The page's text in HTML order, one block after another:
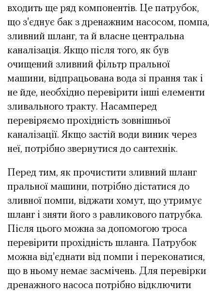
входить ще ряд компонентів. Це патрубок,
що з'єднує бак з дренажним насосом, помпа,
зливний шланг, та й власне центральна
каналізація. Якщо після того, як був
очищений зливний фільтр пральної
машини, відпрацьована вода зі прання так і
не йде, необхідно перевірити інші елементи
зливального тракту. Насамперед
перевіряємо прохідність зовнішньої
каналізації. Якщо застій води виник через
неї, потрібно звернутися до сантехнік.
Перед тим, як прочистити зливний шланг
пральної машини, потрібно дістатися до
зливної помпи, віджати хомут, що утримує
шланг і зняти його з равликового патрубка.
Після цього можна за допомогою троса
перевірити прохідність шланга. Патрубок
можна від'єднати від помпи і переконатися,
що в ньому немає засмічень. Для перевірки
дренажного насоса потрібно відключити